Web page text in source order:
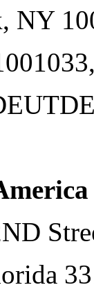
NY